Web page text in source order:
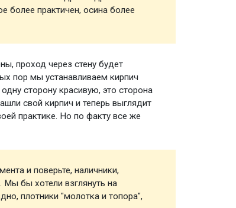
более практичен, осина более
проход через стену будет
пор мы устанавливаем кирпич
сторону красивую, это сторона
свой кирпич и теперь выглядит
практике. Но по факту все же
и поверьте, наличники,
Мы бы хотели взглянуть на
плотники "молотка и топора",